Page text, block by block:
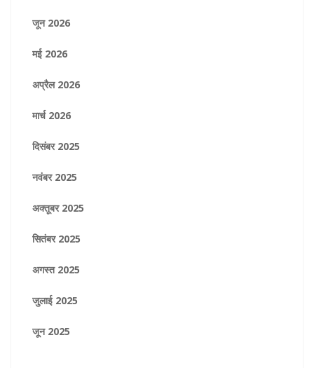
जून 2026
मई 2026
अप्रैल 2026
मार्च 2026
दिसंबर 2025
नवंबर 2025
अक्तूबर 2025
सितंबर 2025
अगस्त 2025
जुलाई 2025
जून 2025